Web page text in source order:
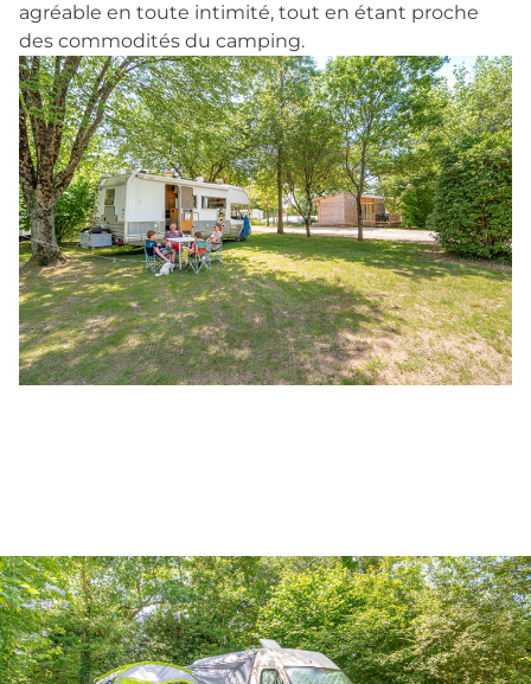
agréable en toute intimité, tout en étant proche
des commodités du camping.